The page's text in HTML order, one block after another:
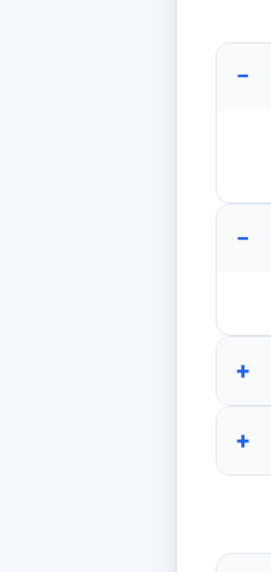
−
−
+
+